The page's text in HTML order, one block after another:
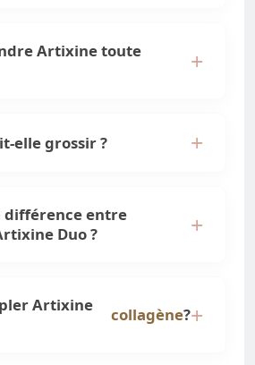
Artixine toute
elle grossir ?
différence entre
Duo ?
Artixine
collagène?